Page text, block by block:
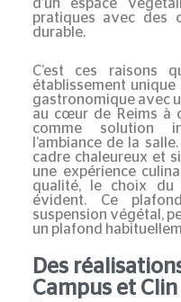
d’un espace
pratiques avec des
durable.
C’est ces raisons
établissement
gastronomique avec
au cœur de Reims à
comme solution
l’ambiance de la
cadre chaleureux et
une expérience
qualité, le choix
évident. Ce
suspension végétal,
un plafond
Des
Campus et